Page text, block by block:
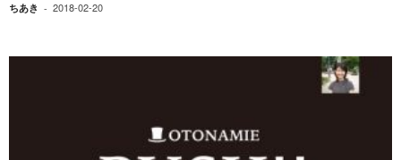
ちあき - 2018-02-20